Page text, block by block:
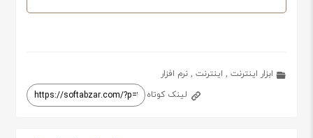
ابزار اینترنت , اینترنت ,نرم افزار
لینک کوتاه